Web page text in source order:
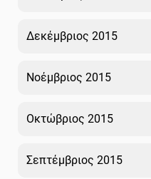
Δεκέμβριος 2015
Νοέμβριος 2015
Οκτώβριος 2015
Σεπτέμβριος 2015